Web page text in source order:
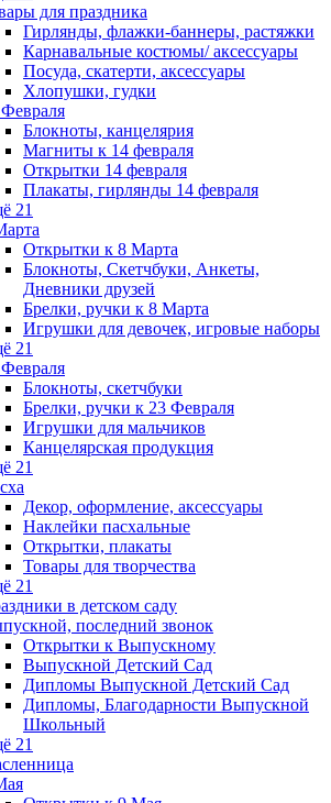
для праздника
Гирлянды, флажки-баннеры, растяжки
Карнавальные костюмы/ аксессуары
Посуда, скатерти, аксессуары
Хлопушки, гудки
Блокноты, канцелярия
Магниты к 14 февраля
Открытки 14 февраля
Плакаты, гирлянды 14 февраля
21
Открытки к 8 Марта
Блокноты, Скетчбуки, Анкеты,
Дневники друзей
Брелки, ручки к 8 Марта
Игрушки для девочек, игровые наборы
21
Блокноты, скетчбуки
Брелки, ручки к 23 Февраля
Игрушки для мальчиков
Канцелярская продукция
21
Декор, оформление, аксессуары
Наклейки пасхальные
Открытки, плакаты
Товары для творчества
21
в детском саду
последний звонок
Открытки к Выпускному
Выпускной Детский Сад
Дипломы Выпускной Детский Сад
Дипломы, Благодарности Выпускной
Школьный
21